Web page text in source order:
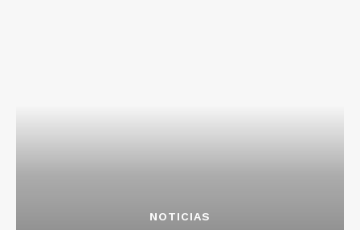
NOTICIAS